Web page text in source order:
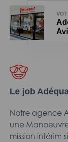
Le job
Notre agence
une
mission intérim